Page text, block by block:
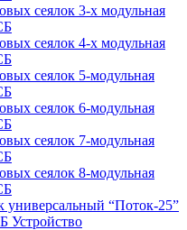
сеялок 3-х модульная
сеялок 4-х модульная
сеялок 5-модульная
сеялок 6-модульная
сеялок 7-модульная
сеялок 8-модульная
универсальный “Поток-25”
Устройство